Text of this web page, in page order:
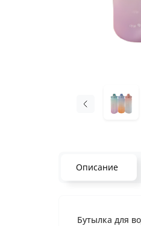
Описание
Бутылка для